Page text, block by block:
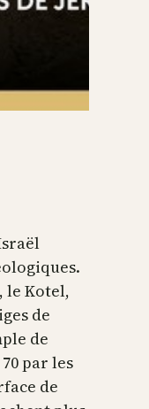
le Kotel,
de
de
par les
de